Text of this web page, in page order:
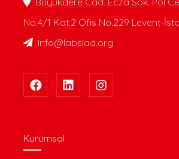
No.4/1 Kat:2 Ofis No.229 Levent-
info@labsiad.org
Kurumsal